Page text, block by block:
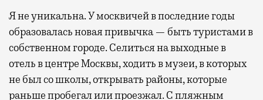
Я не уникальна. У москвичей в последние годы
образовалась новая привычка — быть туристами в
собственном городе. Селиться на выходные в
отель в центре Москвы, ходить в музеи, в которых
не был со школы, открывать районы, которые
раньше пробегал или проезжал. С пляжным